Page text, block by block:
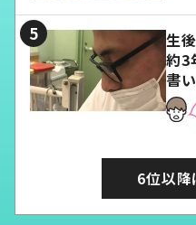
生
約3
書
6位以降